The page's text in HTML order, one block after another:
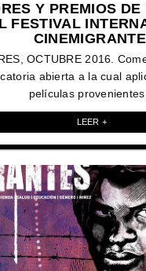
Y PREMIOS DE
FESTIVAL
OCTUBRE 2016.
abierta a la cual
películas
LEER +